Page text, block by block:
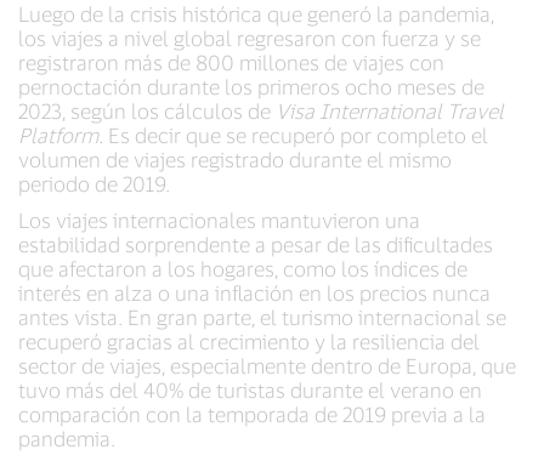
Luego de la crisis histórica que generó la pandemia,
los viajes a nivel global regresaron con fuerza y se
registraron más de 800 millones de viajes con
pernoctación durante los primeros ocho meses de
2023, según los cálculos de Visa International Travel
Platform. Es decir que se recuperó por completo el
volumen de viajes registrado durante el mismo
periodo de 2019.
Los viajes internacionales mantuvieron una
estabilidad sorprendente a pesar de las dificultades
que afectaron a los hogares, como los índices de
interés en alza o una inflación en los precios nunca
antes vista. En gran parte, el turismo internacional se
recuperó gracias al crecimiento y la resiliencia del
sector de viajes, especialmente dentro de Europa, que
tuvo más del 40% de turistas durante el verano en
comparación con la temporada de 2019 previa a la
pandemia.